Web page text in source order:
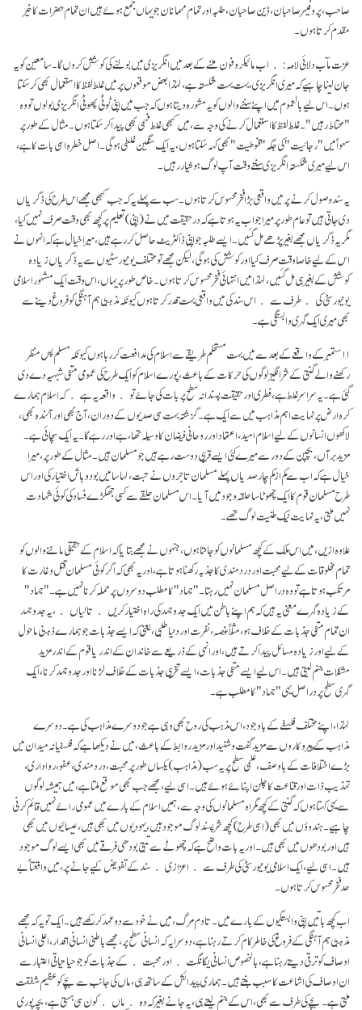
صاحب، پروفیسر صاحبان، ڈین صاحبان، طلبہ اور تمام مہمانان جو یہاں جمع ہوئے ہیں ان تمام حضرات کا خیر
مقدم کرتا ہوں۔
عزت مآب دلائی لامہۛ: اب مائیکرو فون ملنے کے بعد میں انگریزی میں بولنے کی کوشش کروں گا۔ سامعین کو یہ
جان لینا چاہیے کہ میری انگریزی، بہت بہت شکستہ ہے، لہٰذا بعض موقعوں پر میں غلط لفظ کا استعمال بھی کرسکتا
ہوں۔ اس لیے بالعموم میں اپنے سننے والوں کو یہ مشورہ دیتا ہوں کہ جب میں اپنی ٹوٹی پھوٹی انگریزی بولوں تو وہ
"محتاط رہیں"۔ غلط لفظ کا استعمال کرنے کی وجہ سے، میں کبھی غلط فہمی بھی پیدا کرسکتا ہوں۔ مثال کے طور پر
سہواً میں "رجائیت" کی جگہ "قنوطیت" بھی کہہ سکتا ہوں، یہ ایک سنگین غلطی ہوگی۔ اصل خطرہ اسی بات کا ہے،
اس لیے میری شکستہ انگریزی سنتے وقت آپ لوگ ہوشیار رہیں۔
یہ سند وصول کرنے پر میں واقعی بڑا فخر محسوس کرتا ہوں۔ سب سے پہلے یہ کہ جب کبھی مجھے اس طرح کی ڈگریاں
دی جاتی ہیں تو عام طور پر میرا جواب یہ ہوتا ہے کہ درحقیقت میں نے (اپنی) تعلیم پر کچھ بھی وقت صرف نہیں کیا،
مگر یہ ڈگریاں مجھے بغیر پڑھے مل گئیں۔ ایسے طلبہ جو اپنی ڈاکٹریٹ حاصل کررہے ہیں، میرا خیال ہے کہ انہوں نے
اس کے لیے خاصا وقت صرف کیا اور کوشش کی ہوگی، لیکن مجھے تو مختلف یونیورسٹیوں سے یہ ڈگریاں زیادہ
کوشش کے بغیر ہی مل گئیں، لہٰذا میں انتہائی فخر محسوس کرتا ہوں۔ خاص طور پر یہاں، اس وقت ایک مشہور اسلامی
یونیورسٹی کی ﴿طرف سے﴾ اس سند کی میں واقعی بہت قدر کرتا ہوں کیونکہ مذہبی ہم آہنگی کو فروغ دینے سے
بھی میری ایک گہری وابستگی ہے۔
۱۱ستمبر کے واقعے کے بعد سے میں بہت مستحکم طریقے سے اسلام کی مدافعت کررہا ہوں کیونکہ مسلم پس منظر
رکھنے والے گنتی کے شر انگیز لوگوں کی حرکات کے باعث، پورے اسلام کو ایک طرح کی عمومی منفی شبہیہ دے دی
گئی ہے۔ یہ سراسرغلط ہے، فطری اور حقیقت پسندانہ سطح پر بات کی جائے تو ﴿واقعہ یہ ہے﴾ کہ اسلام ہمارے
کرہ ارض پر نہایت اہم مذاہب میں سے ایک ہے۔ گزشتہ بہت سی صدیوں کے دوران، آج بھی اور آئندہ بھی،
لاکھوں انسانوں کے لیے اسلام امید، اعتماد اور روحانی فیضان کا وسیلہ تھا، ہے اور رہے گا۔ یہ ایک سچائی ہے۔
مزید برآں، بچپن کے دور سے میرے کئی ایسے قریبی دوست رہے ہیں جو مسلمان ہیں۔ مثال کے طور پر، میرا
خیال ہے کہ اب سے کم از کم چار صدیاں پہلے مسلمان تاجروں نے تبت، لہاسا میں بود و باش اختیار کی اور اس
طرح مسلمان قوم کا ایک چھوٹا سا حلقہ وجود میں آیا۔ اس مسلمان حلقے سے کسی جھگڑے فساد کی کوئی شہادت
نہیں ملتی، یہ نہایت نیک طنیت لوگ تھے۔
علاوہ ازیں، میں اس ملک کے کچھ مسلمانوں کو جانتا ہوں، جنہوں نے مجھے بتایا کہ اسلام کے حقیقی ماننے والوں کو
تمام مخلوقات کے لیے محبت اور درد مندی کا جذبہ رکھنا ہوتا ہے، اور یہ بھی کہ اگر کوئی مسلمان قتل وغارت کا
مرتکب ہوتا ہے تو وہ دراصل مسلمان نہیں رہتا۔ "جہاد" کا مطلب دوسروں پر حملہ کرنا نہیں ہے۔ "جہاد"
کے زیادہ گہرے معنی یہ ہیں کہ ہم اپنے باطن میں ایک جدوجہد کی راہ اختیار کریں ﴿تالیاں﴾، یہ جدوجہد
ان تمام منفی جذبات کے خلاف ہو، مثلاً غصہ، نفرت اور دنیا طلبی، یعنی کہ ایسے جذبات جو ہمارے ذہنی ماحول
کے لیے اور زیادہ مسائل پیدا کرتے ہیں، اور انہی کے ذریعے سے خاندان کے اندر یا قوم کے اندر مزید
مشکلات جنم لیتی ہیں۔ اس لیے ایسے منفی جذبات، ایسے تخریبی جذبات کے خلاف لڑنا اور جدوجہد کرنا، ایک
گہری سطح پر دراصل یہی "جہاد" کا مطلب ہے۔
لہٰذا، اپنے مختلف فلسفے کے باوجود، اس مذہب کی روح بھی وہی ہے جو دوسرے مذاہب کی ہے۔ دوسرے
مذاہب کے پیروکاروں سے مزید گفت وشنید اور مزید روابط کے باعث، میں نے دیکھا ہے کہ فلسفیانہ میدان میں
بڑے اختلافات کے باوصف، علمی سطح پر یہ سب (مذاہب) یکساں طور پر محبت، دردمندی، عفو، رواداری،
تہذیب ذات اور قناعت کا چلن اپنائے ہوئے ہیں۔ اسی لیے، مجھے جب بھی موقع ملتا ہے، میں ہمیشہ لوگوں
سے یہی کہتا ہوں کہ گنتی کے کچھ گمراہ مسلمانوں کی وجہ سے، ہمیں اسلام کے بارے میں عمومی رائے نہیں قائم کرنی
چاہیے۔ ہندوؤں میں بھی (اسی طرح) کچھ شرپسند لوگ موجود ہیں، یہودیوں میں بھی ہیں، عیسائیوں میں بھی
ہیں اوربودھوں میں بھی ہیں۔ اور یہ بات واضح ہے کہ چھوٹے سے تبتی بودھی فرقے میں بھی ایسے لوگ موجود
ہیں۔ اسی لیے، ایک اسلامی یونیورسٹی کی طرف سے ﴿اعزازی﴾ سند کے تفویض کیے جانے پر، میں واقعتاً بے
حد فخرمحسوس کرتا ہوں۔
اب کچھ باتیں اپنی وابستگیوں کے بارے میں۔ تادم مرگ ، میں نے خود سے دو عہد کر رکھے ہیں۔ ایک تو یہ کہ مجھے
مذہبی ہم آہنگی کے فروغ کی خاطر کام کرتے رہنا ہے، دوسرا یہ کہ انسانی سطح پر، مجھے باطنی انسانی اقدار، اعلی انسانی
اوصاف کو ترقی دیتے رہنا ہے، بالخصوص انسانی یگانگت ﴿اورمحبت﴾ کے جذبات کو جو حیاتیاتی اعتبار سے
ان اوصاف کی اشاعت کا سبب بنتے ہیں۔ ہماری پیدائش کے ساتھ ہی، ماں کی جانب سے بچے کو عظیم شفقت
ملتی ہے۔ بچے کی طرف سے بھی، اس کے جنم لیتے ہی، یہ جانے بغیر کہ وہ ﴿ماں﴾ کون سی ہستی ہے، بچہ پوری